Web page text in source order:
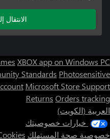
الانتقال
XBOX app on Windows PC
Standards Photosensitive
Microsoft Store Support
Returns Orders tracking
العربية (الكويت)
خيارات خصوصيتك
خصوصية صحة المستهلك